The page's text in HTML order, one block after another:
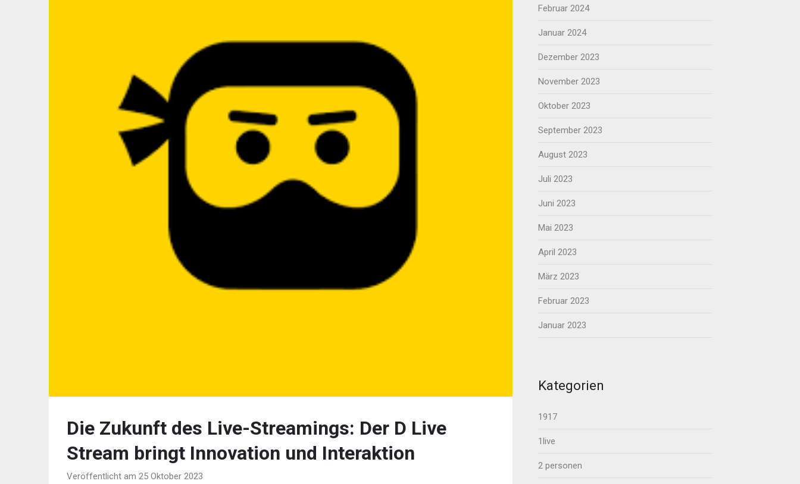
Die Zukunft des Live-Streamings: Der D Live
Stream bringt Innovation und Interaktion
Veröffentlicht am 25 Oktober 2023
Februar 2024
Januar 2024
Dezember 2023
November 2023
Oktober 2023
September 2023
August 2023
Juli 2023
Juni 2023
Mai 2023
April 2023
März 2023
Februar 2023
Januar 2023
Kategorien
1917
1live
2 personen